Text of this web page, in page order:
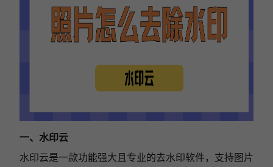
一、水印云
水印云是一款功能强大且专业的去水印软件，支持图片